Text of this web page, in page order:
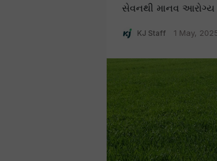
સેવનથી માનવ
KJ Staff 1 May,